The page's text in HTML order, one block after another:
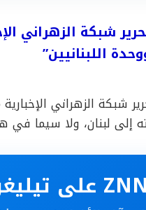
شبكة الزهراني
اللبنانيين”
شبكة الزهراني الإخبارية
إلى لبنان، ولا سيما في